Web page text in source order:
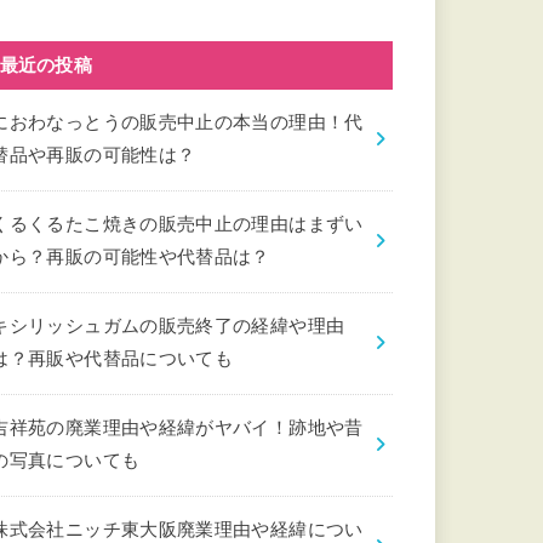
最近の投稿
おわなっとうの販売中止の本当の理由！代
品や再販の可能性は？
るくるたこ焼きの販売中止の理由はまずい
ら？再販の可能性や代替品は？
シリッシュガムの販売終了の経緯や理由
？再販や代替品についても
祥苑の廃業理由や経緯がヤバイ！跡地や昔
写真についても
式会社ニッチ東大阪廃業理由や経緯につい